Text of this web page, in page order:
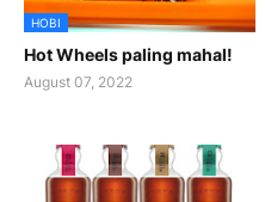
HOBI
Hot Wheels paling mahal!
August 07, 2022